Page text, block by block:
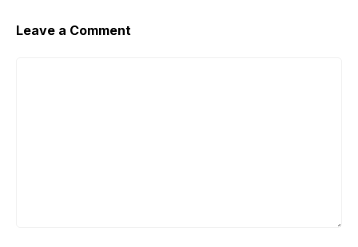
Leave a Comment